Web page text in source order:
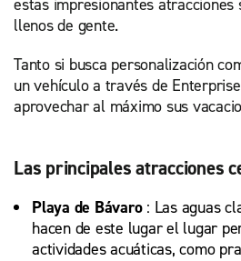
estas impresionantes
llenos de gente.
Tanto si busca personalización
un vehículo a través de
aprovechar al máximo sus
Las principales atracciones
Playa de Bávaro: Las aguas
hacen de este lugar el lugar
actividades acuáticas, como